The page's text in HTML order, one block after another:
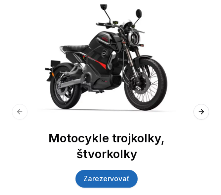
Motocykle trojkolky,
štvorkolky
Zarezervovať
Previous slide Next